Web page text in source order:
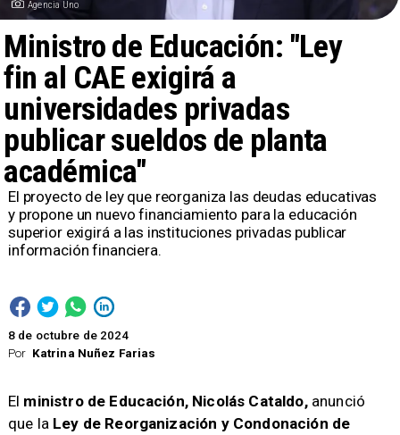
Agencia Uno
Por Katrina Nuñez Farias
Ministro de Educación: "Ley
fin al CAE exigirá a
universidades privadas
publicar sueldos de planta
académica"
8 de octubre de 2024
​El proyecto de ley que reorganiza las deudas educativas
y propone un nuevo financiamiento para la educación
superior exigirá a las instituciones privadas publicar
información financiera.
El ministro de Educación, Nicolás Cataldo,anunció
que la Ley de Reorganización y Condonación de